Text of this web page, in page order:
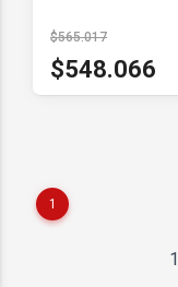
$565.017
$548.066
1